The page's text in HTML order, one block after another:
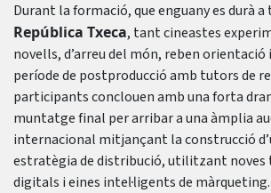
Durant la formació, que enguany es durà a
República Txeca, tant cineastes
novells, d’arreu del món, reben
període de postproducció amb tutors de
participants conclouen amb una forta
muntatge final per arribar a una àmplia
internacional mitjançant la construcció
estratègia de distribució, utilitzant noves
digitals i eines intel·ligents de màrqueting.